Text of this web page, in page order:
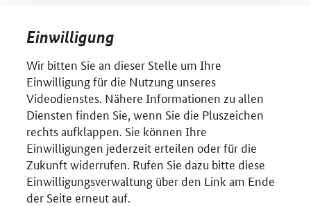
Einwilligung
Wir bitten Sie an dieser Stelle um Ihre
Einwilligung für die Nutzung unseres
Videodienstes. Nähere Informationen zu allen
Diensten finden Sie, wenn Sie die Pluszeichen
rechts aufklappen. Sie können Ihre
Einwilligungen jederzeit erteilen oder für die
Zukunft widerrufen. Rufen Sie dazu bitte diese
Einwilligungsverwaltung über den Link am Ende
der Seite erneut auf.